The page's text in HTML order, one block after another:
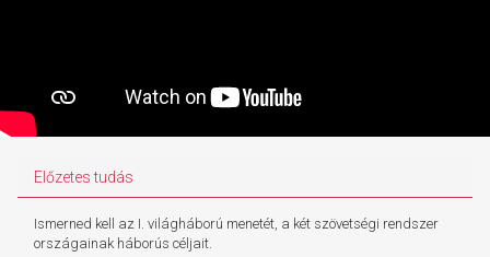
Előzetes tudás
Ismerned kell az I. világháború menetét, a két szövetségi rendszer
országainak háborús céljait.